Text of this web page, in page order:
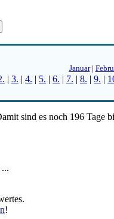
Januar|
| 3. | 4. | 5. | 6. | 7. | 8. | 9. |
sind es noch 196 Tage
!